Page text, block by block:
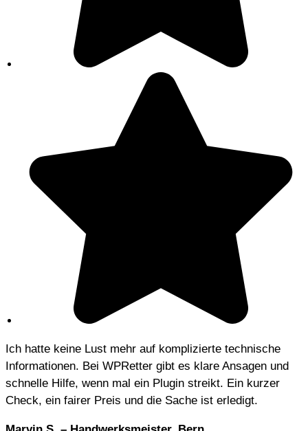
Ich hatte keine Lust mehr auf komplizierte technische
Informationen. Bei WPRetter gibt es klare Ansagen und
schnelle Hilfe, wenn mal ein Plugin streikt. Ein kurzer
Check, ein fairer Preis und die Sache ist erledigt.